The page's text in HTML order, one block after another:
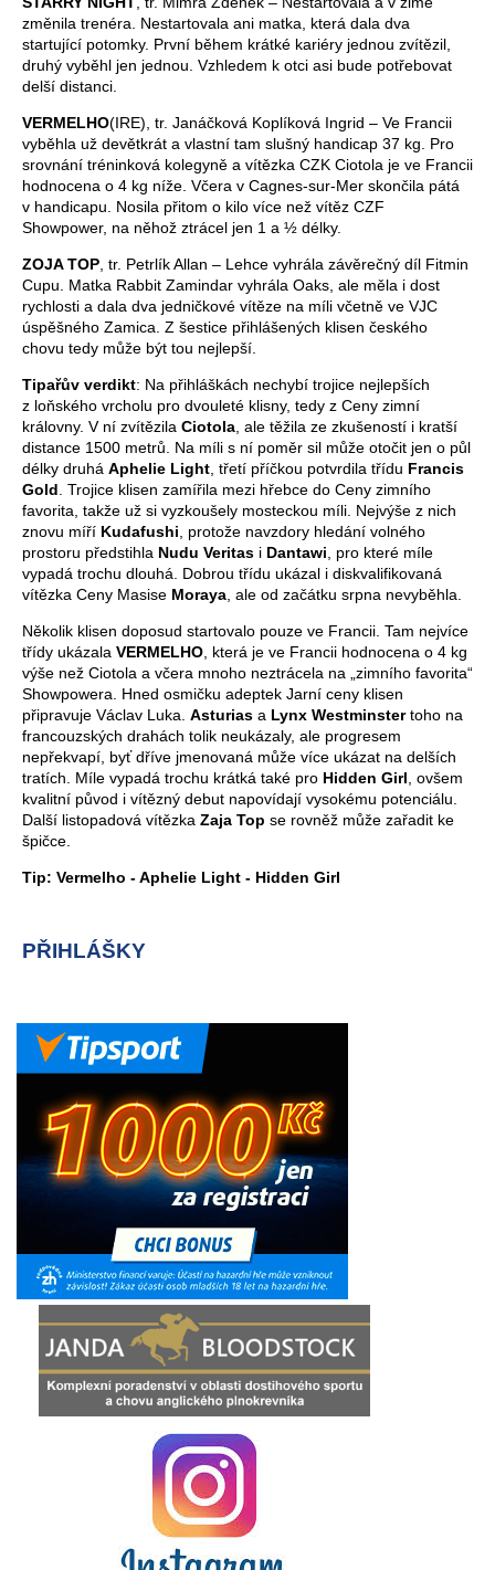
změnila trenéra. Nestartovala ani matka, která dala dva
startující potomky. První během krátké kariéry jednou zvítězil,
druhý vyběhl jen jednou. Vzhledem k otci asi bude potřebovat
delší distanci.
VERMELHO(IRE), tr. Janáčková Koplíková Ingrid – Ve Francii
vyběhla už devětkrát a vlastní tam slušný handicap 37 kg. Pro
srovnání tréninková kolegyně a vítězka CZK Ciotola je ve Francii
hodnocena o 4 kg níže. Včera v Cagnes-sur-Mer skončila pátá
v handicapu. Nosila přitom o kilo více než vítěz CZF
Showpower, na něhož ztrácel jen 1 a ½ délky.
ZOJA TOP , tr. Petrlík Allan – Lehce vyhrála závěrečný díl Fitmin
Cupu. Matka Rabbit Zamindar vyhrála Oaks, ale měla i dost
rychlosti a dala dva jedničkové vítěze na míli včetně ve VJC
úspěšného Zamica. Z šestice přihlášených klisen českého
chovu tedy může být tou nejlepší.
Tipařův verdikt: Na přihláškách nechybí trojice nejlepších
z loňského vrcholu pro dvouleté klisny, tedy z Ceny zimní
královny. V ní zvítězila Ciotola , ale těžila ze zkušeností i kratší
distance 1500 metrů. Na míli s ní poměr sil může otočit jen o půl
délky druhá Aphelie Light , třetí příčkou potvrdila třídu Francis
Gold . Trojice klisen zamířila mezi hřebce do Ceny zimního
favorita, takže už si vyzkoušely mosteckou míli. Nejvýše z nich
znovu míří Kudafushi , protože navzdory hledání volného
prostoru předstihla Nudu Veritas i Dantawi , pro které míle
vypadá trochu dlouhá. Dobrou třídu ukázal i diskvalifikovaná
vítězka Ceny Masise Moraya , ale od začátku srpna nevyběhla.
Několik klisen doposud startovalo pouze ve Francii. Tam nejvíce
třídy ukázala VERMELHO , která je ve Francii hodnocena o 4 kg
výše než Ciotola a včera mnoho neztrácela na „zimního favorita“
Showpowera. Hned osmičku adeptek Jarní ceny klisen
připravuje Václav Luka. Asturias a Lynx Westminstertoho na
francouzských drahách tolik neukázaly, ale progresem
nepřekvapí, byť dříve jmenovaná může více ukázat na delších
tratích. Míle vypadá trochu krátká také pro Hidden Girl , ovšem
kvalitní původ i vítězný debut napovídají vysokému potenciálu.
Další listopadová vítězka Zaja Top se rovněž může zařadit ke
špičce.
Tip: Vermelho - Aphelie Light - Hidden Girl
PŘIHLÁŠKY